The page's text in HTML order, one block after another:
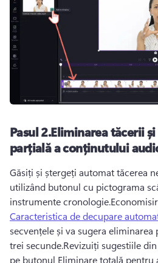
Pasul 2.Eliminarea tăcerii
parțială a conținutului
Găsiți și ștergeți automat tăcerea
utilizând butonul cu pictograma
instrumente
Caracteristica de decupare
secvențele și va sugera
trei secunde.Revizuiți sugestiile
pe butonul Eliminare totală pentru